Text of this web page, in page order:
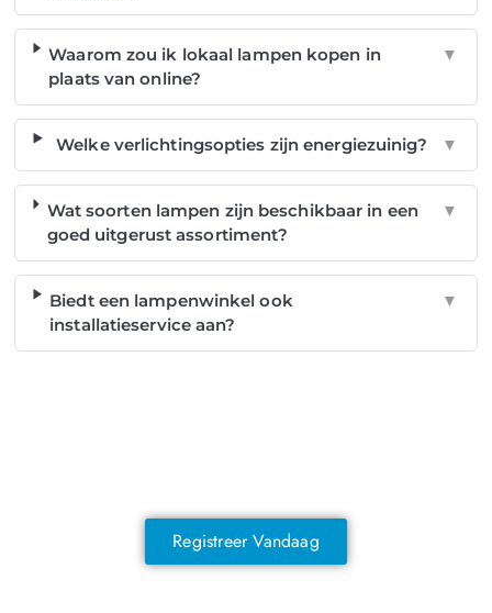
Waarom zou ik lokaal lampen kopen in
plaats van online?
▼
Welke verlichtingsopties zijn energiezuinig? ▼
Wat soorten lampen zijn beschikbaar in een
goed uitgerust assortiment?
▼
Biedt een lampenwinkel ook
installatieservice aan?
▼
Registreer Vandaag